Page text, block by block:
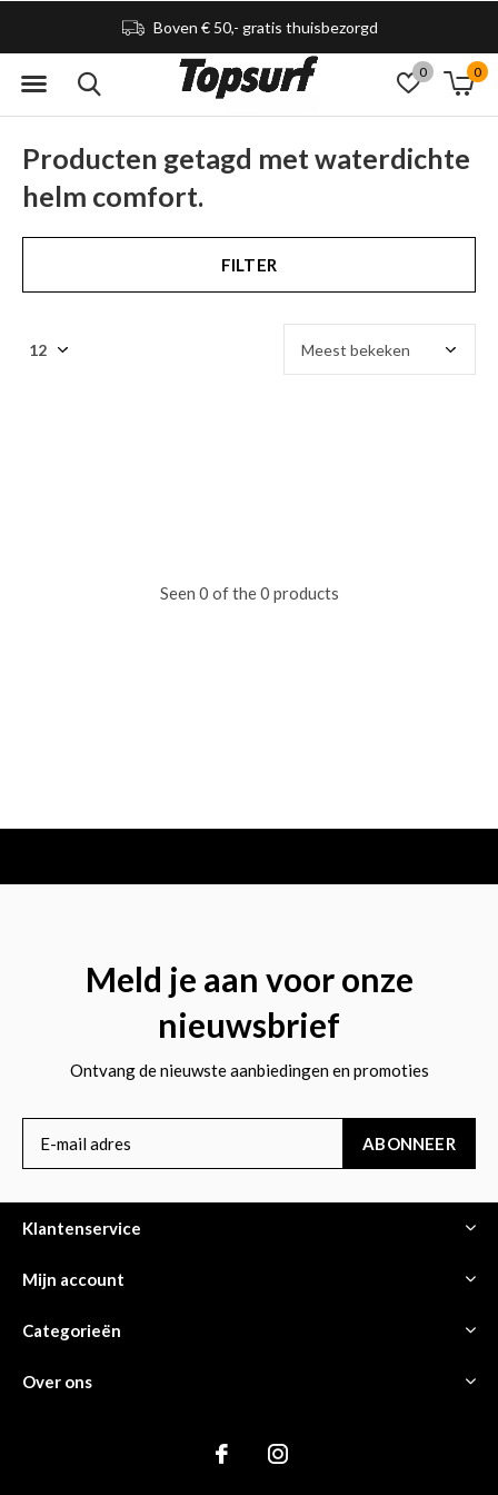
0 0
Boven € 50,- gratis thuisbezorgd
Producten getagd met waterdichte
helm comfort.
FILTER
Seen 0 of the 0 products
Meld je aan voor onze
nieuwsbrief
Ontvang de nieuwste aanbiedingen en promoties
ABONNEER
Klantenservice
Mijn account
Categorieën
Over ons